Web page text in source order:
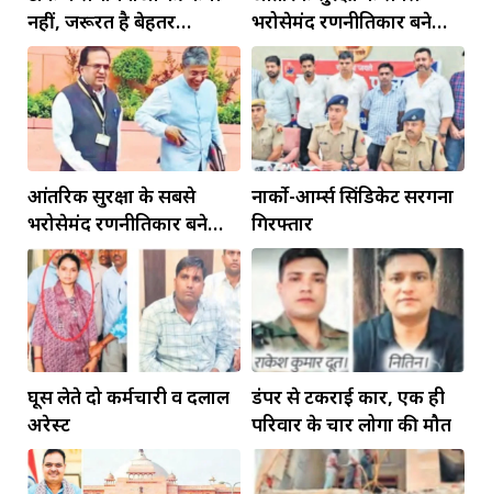
नहीं, जरूरत है बेहतर
इंफ्रास्ट्रक्चर की
भरोसेमंद रणनीतिकार बने
रहेंगे गोविंद मोहन
आंतरिक सुरक्षा के सबसे
भरोसेमंद रणनीतिकार बने
रहेंगे गोविंद मोहन
नार्को-आर्म्स सिंडिकेट सरगना
गिरफ्तार
घूस लेते दो कर्मचारी व दलाल
अरेस्ट
डंपर से टकराई कार, एक ही
परिवार के चार लोगों की मौत